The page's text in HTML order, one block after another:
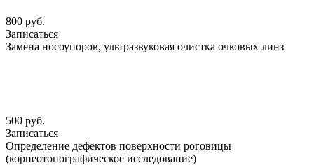
800 руб.
Записаться
Замена носоупоров, ультразвуковая очистка очковых линз
500 руб.
Записаться
Определение дефектов поверхности роговицы
(корнеотопографическое исследование)